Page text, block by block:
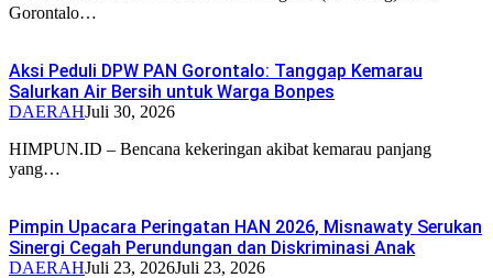
Gorontalo…
Aksi Peduli DPW PAN Gorontalo: Tanggap Kemarau
Salurkan Air Bersih untuk Warga Bonpes
DAERAHJuli 30, 2026
HIMPUN.ID – Bencana kekeringan akibat kemarau panjang
yang…
Pimpin Upacara Peringatan HAN 2026, Misnawaty Serukan
Sinergi Cegah Perundungan dan Diskriminasi Anak
DAERAHJuli 23, 2026Juli 23, 2026